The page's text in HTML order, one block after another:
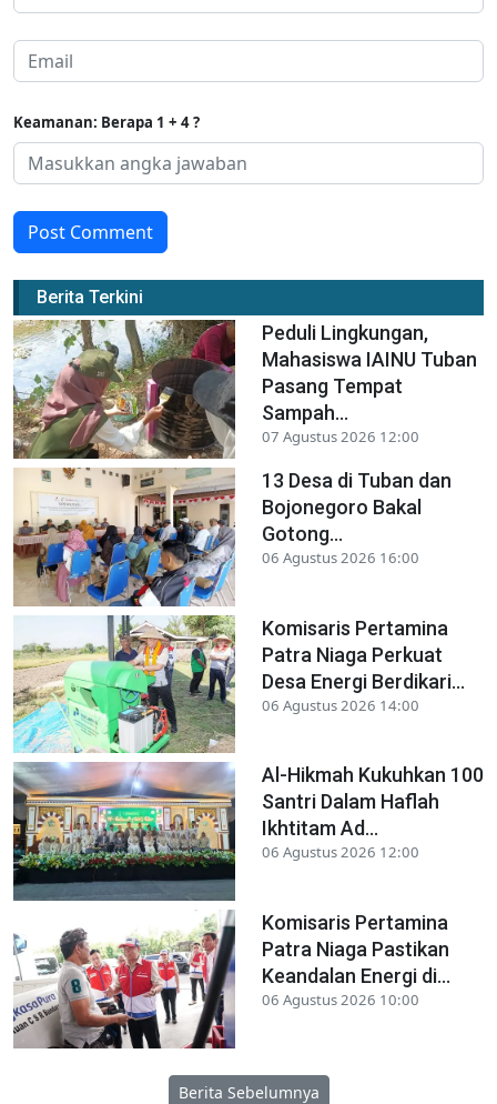
Keamanan: Berapa 1 + 4 ?
Post Comment
Berita Terkini
Peduli Lingkungan,
Mahasiswa IAINU Tuban
Pasang Tempat
Sampah...
07 Agustus 2026 12:00
13 Desa di Tuban dan
Bojonegoro Bakal
Gotong...
06 Agustus 2026 16:00
Komisaris Pertamina
Patra Niaga Perkuat
Desa Energi Berdikari...
06 Agustus 2026 14:00
Al-Hikmah Kukuhkan 100
Santri Dalam Haflah
Ikhtitam Ad...
06 Agustus 2026 12:00
Komisaris Pertamina
Patra Niaga Pastikan
Keandalan Energi di...
06 Agustus 2026 10:00
Berita Sebelumnya